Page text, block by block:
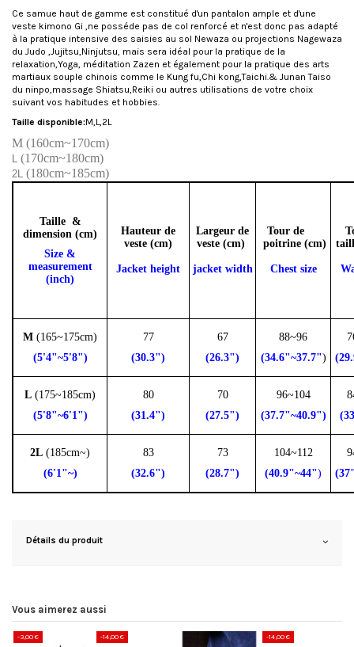
Ce samue haut de gamme est constitué d'un pantalon ample et d'une
veste kimono Gi ,ne posséde pas de col renforcé et n'est donc pas adapté
à la pratique intensive des saisies au sol Newaza ou projections Nagewaza
du Judo ,Jujitsu,Ninjutsu, mais sera idéal pour la pratique de la
relaxation,Yoga, méditation Zazen et également pour la pratique des arts
martiaux souple chinois comme le Kung fu,Chi kong,Taichi.& Junan Taiso
du ninpo,massage Shiatsu,Reiki ou autres utilisations de votre choix
suivant vos habitudes et hobbies.
Taille disponible:M,L,2L
M (160cm~170cm)
(170cm~180cm)
2L (180cm~185cm)
Taille &
dimension (cm)
Size &
measurement
(inch)
Hauteur de
veste (cm)
Jacket height
Largeur de
veste (cm)
jacket width
Tour de
poitrine (cm)
Chest size
M (165~175cm)
(5'4"~5'8")
77
(30.3")
67
(26.3")
88~96
(34.6"~37.7")
L (175~185cm)
(5'8"~6'1")
80
(31.4")
70
(27.5")
96~104
(37.7"~40.9")
2L (185cm~)
(6'1"~)
83
(32.6")
73
(28.7")
104~112
(40.9"~44")
Détails du produit
Vous aimerez aussi
-3,00 € -14,00 € -14,00 €